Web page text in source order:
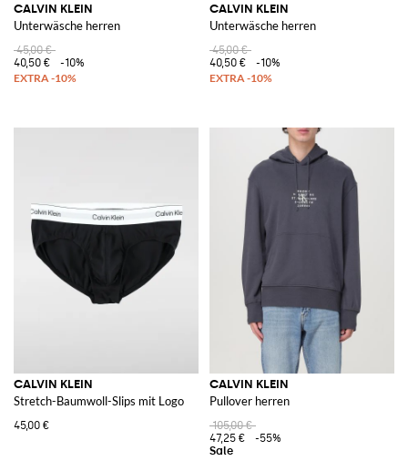
CALVIN KLEIN
Unterwäsche herren
45,00 €
40,50 €
-10%
CALVIN KLEIN
Unterwäsche herren
45,00 €
40,50 €
-10%
CALVIN KLEIN
Stretch-Baumwoll-Slips mit Logo
45,00 €
CALVIN KLEIN
Pullover herren
105,00 €
47,25 €
-55%